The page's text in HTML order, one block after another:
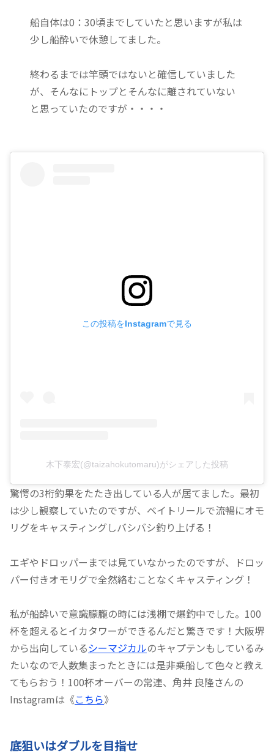
船自体は0：30頃までしていたと思いますが私は
少し船酔いで休憩してました。
終わるまでは竿頭ではないと確信していました
が、そんなにトップとそんなに離されていない
と思っていたのですが・・・・
この投稿をInstagramで見る
木下泰宏(@taizahokutomaru)がシェアした投稿
驚愕の3桁釣果をたたき出している人が居てました。最初
は少し観察していたのですが、ベイトリールで流暢にオモ
リグをキャスティングしバシバシ釣り上げる！
エギやドロッパーまでは見ていなかったのですが、ドロッ
パー付きオモリグで全然絡むことなくキャスティング！
私が船酔いで意識朦朧の時には浅棚で爆釣中でした。100
杯を超えるとイカタワーができるんだと驚きです！大阪堺
から出向しているシーマジカルのキャプテンもしているみ
たいなので人数集まったときには是非乗船して色々と教え
てもらおう！100杯オーバーの常連、角井 良隆さんの
Instagramは《こちら》
底狙いはダブルを目指せ